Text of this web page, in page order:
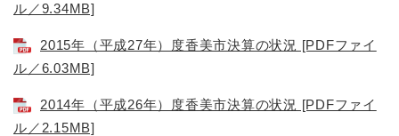
ル／9.34MB]
2015年（平成27年）度香美市決算の状況 [PDFファイ
ル／6.03MB]
2014年（平成26年）度香美市決算の状況 [PDFファイ
ル／2.15MB]